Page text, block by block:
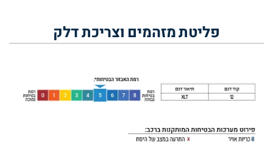
פליטת מזהמים וצריכת דלק